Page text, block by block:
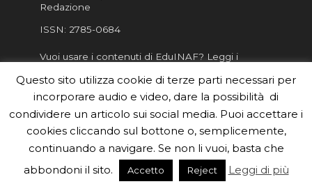
Redazione
ISSN: 2785-0684
Vuoi usare i contenuti di EduINAF? Leggi i
Informativa sulla Privacy
Informatva sui Cookie
Per la rubrica de l'Astronomo risponde, per
inviarci le tue foto o i tuoi contributi, scrivici a
redazione.edu [chiocciola] inaf.it oppure
il form
Questo sito utilizza cookie di terze parti necessari per
incorporare audio e video, dare la possibilità di
condividere un articolo sui social media. Puoi accettare i
cookies cliccando sul bottone o, semplicemente,
continuando a navigare. Se non li vuoi, basta che
abbondoni il sito.
Accetto Reject Leggi di più